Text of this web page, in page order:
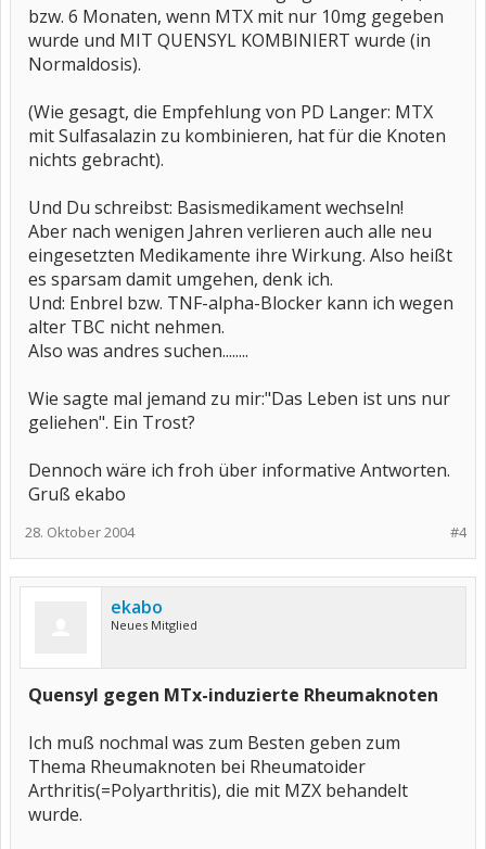
bzw. 6 Monaten, wenn MTX mit nur 10mg gegeben
wurde und MIT QUENSYL KOMBINIERT wurde (in
Normaldosis).
(Wie gesagt, die Empfehlung von PD Langer: MTX
mit Sulfasalazin zu kombinieren, hat für die Knoten
nichts gebracht).
Und Du schreibst: Basismedikament wechseln!
Aber nach wenigen Jahren verlieren auch alle neu
eingesetzten Medikamente ihre Wirkung. Also heißt
es sparsam damit umgehen, denk ich.
Und: Enbrel bzw. TNF-alpha-Blocker kann ich wegen
alter TBC nicht nehmen.
Also was andres suchen........
Wie sagte mal jemand zu mir:"Das Leben ist uns nur
geliehen". Ein Trost?
Dennoch wäre ich froh über informative Antworten.
Gruß ekabo
#4
28. Oktober 2004
ekabo
Neues Mitglied
Quensyl gegen MTx-induzierte Rheumaknoten
Ich muß nochmal was zum Besten geben zum
Thema Rheumaknoten bei Rheumatoider
Arthritis(=Polyarthritis), die mit MZX behandelt
wurde.